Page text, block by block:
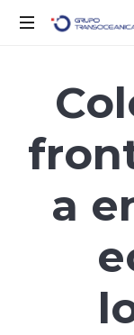
para
un
en
a